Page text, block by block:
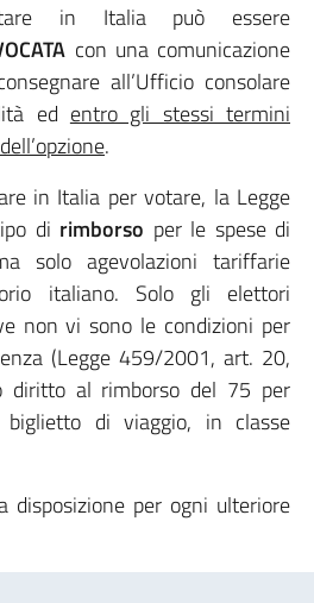
in Italia può essere
con una comunicazione
all’Ufficio consolare
ed entro gli stessi termini
.
in Italia per votare, la Legge
di rimborso per le spese di
solo agevolazioni tariffarie
italiano. Solo gli elettori
non vi sono le condizioni per
(Legge 459/2001, art. 20,
diritto al rimborso del 75 per
di viaggio, in classe
disposizione per ogni ulteriore